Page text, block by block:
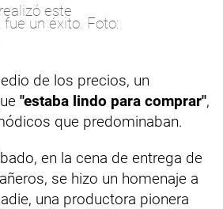
este
un éxito. Foto:
de los precios, un
"estaba lindo para comprar",
que predominaban.
en la cena de entrega de
se hizo un homenaje a
una productora pionera